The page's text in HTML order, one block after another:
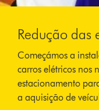
Redução das
Começámos a
carros elétricos nos
estacionamento
a aquisição de